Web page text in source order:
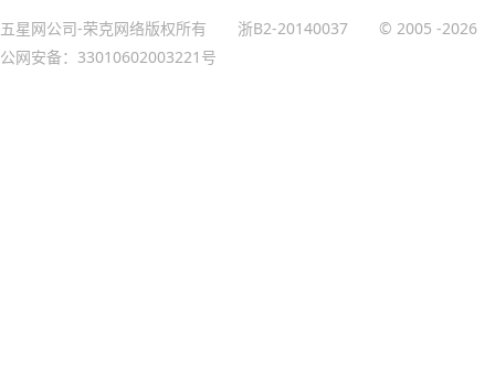
五星网公司-荣克网络版权所有 浙B2-20140037 © 2005 -2026
公网安备：33010602003221号